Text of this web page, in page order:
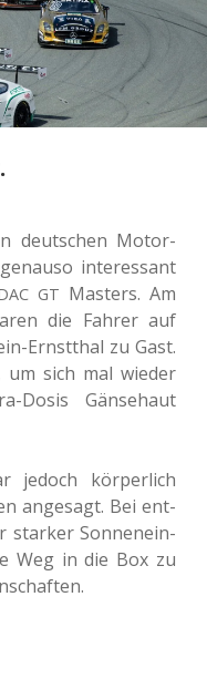
deut­schen Motor­
inter­es­sant
GT Mas­ters. Am
die Fahrer auf
Ernst­thal zu Gast.
sich mal wieder
Dosis Gän­se­haut
jedoch kör­per­lich
ange­sagt. Bei ent­
star­ker Son­nen­ein­
Weg in die Box zu